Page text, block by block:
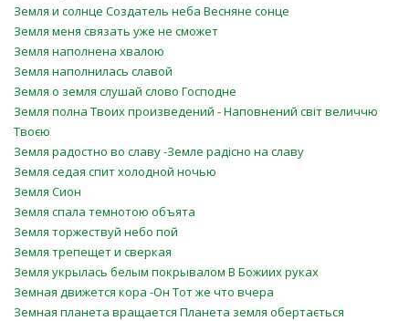
Земля и солнце Создатель неба Весняне сонце
Земля меня связать уже не сможет
Земля наполнена хвалою
Земля наполнилась славой
Земля о земля слушай слово Господне
Земля полна Твоих произведений - Наповнений світ величчю
Твоєю
Земля радостно во славу -Земле радісно на славу
Земля седая спит холодной ночью
Земля Сион
Земля спала темнотою объята
Земля торжествуй небо пой
Земля трепещет и сверкая
Земля укрылась белым покрывалом В Божиих руках
Земная движется кора -Он Тот же что вчера
Земная планета вращается Планета земля обертається